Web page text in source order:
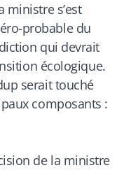
ministre s’est
probable du
qui devrait
écologique.
serait touché
composants :
de la ministre